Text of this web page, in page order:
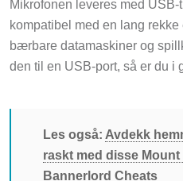
kompatibel med en lang rekke
bærbare datamaskiner og
den til en USB-port, så er du i
Les også: Avdekk
raskt med disse
Bannerlord Cheats